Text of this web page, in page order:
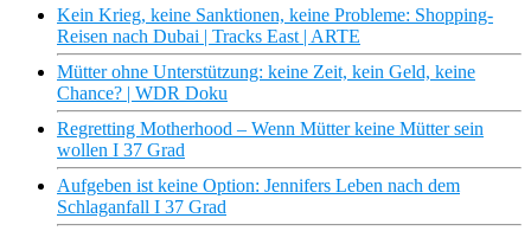
Kein Krieg, keine Sanktionen, keine Probleme: Shopping-
Reisen nach Dubai | Tracks East | ARTE
Mütter ohne Unterstützung: keine Zeit, kein Geld, keine
Chance? | WDR Doku
Regretting Motherhood – Wenn Mütter keine Mütter sein
wollen I 37 Grad
Aufgeben ist keine Option: Jennifers Leben nach dem
Schlaganfall I 37 Grad